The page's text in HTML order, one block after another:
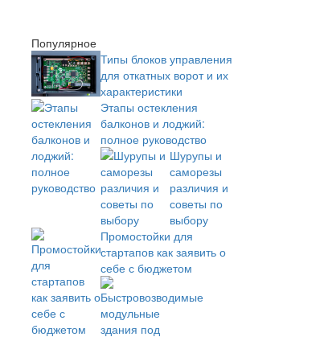
Популярное
Типы блоков управления
для откатных ворот и их
характеристики
Этапы остекления
балконов и лоджий:
полное руководство
Шурупы и
саморезы
различия и
советы по
выбору
Промостойки для
стартапов как заявить о
себе с бюджетом